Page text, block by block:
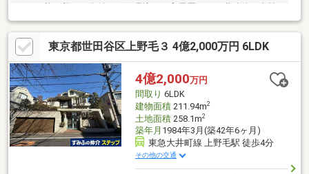
です。落ち着いた街並みと住環境が、実需層からの継続的な支持
を生み、結果として資産価値の安定につながっています。派手な
再開発に左右されなず「最後まで選ばれ続ける街」それが上野毛3
丁目です。土地間口14ｍ たたずまいと品格を兼ね備える～上野
毛セレブエリアの邸宅～・車庫２台可・プライベートガーデン・
高台・南西の陽当たり・施工会社：三井ハウス（三井木材工
業）・「二子玉川」駅徒歩１２分・五島美術館まで徒歩１分・上
野毛自然公園まで徒歩５分
東京都世田谷区上野毛３ 4億2,000万円 6LDK
4億2,000万円
間取り 6LDK
建物面積211.94m2
土地面積258.1m2
築年月 1984年3月(築42年6ヶ月)
東急大井町線 上野毛駅 徒歩4分
その他の交通